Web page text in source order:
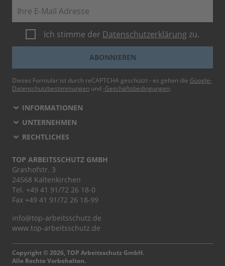
Ich stimme der Datenschutzerklärung zu.
ABONNIEREN
Dieses Formular ist durch reCAPTCHA geschützt - es gelten die Google-
Datenschutzbestimmungen und -Geschäftsbedingungen.
INFORMATIONEN
UNTERNEHMEN
RECHTLICHES
TOP ARBEITSSCHUTZ GMBH
Grashofstr. 3
24568 Kaltenkirchen
Tel. +49 41 91/72 26 18-0
Fax +49 41 91/72 26 18-99
info@top-arbeitsschutz.de
www.top-arbeitsschutz.de
Copyright © 2026, TOP Arbeitsschutz GmbH.
Alle Rechte Vorbehalten.